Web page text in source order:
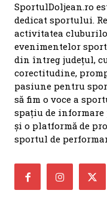
SportulDoljean.ro
dedicat sportului.
activitatea
evenimentelor
din întreg județul,
corectitudine,
pasiune pentru
să fim o voce a
spațiu de
și o platformă de
sportul de